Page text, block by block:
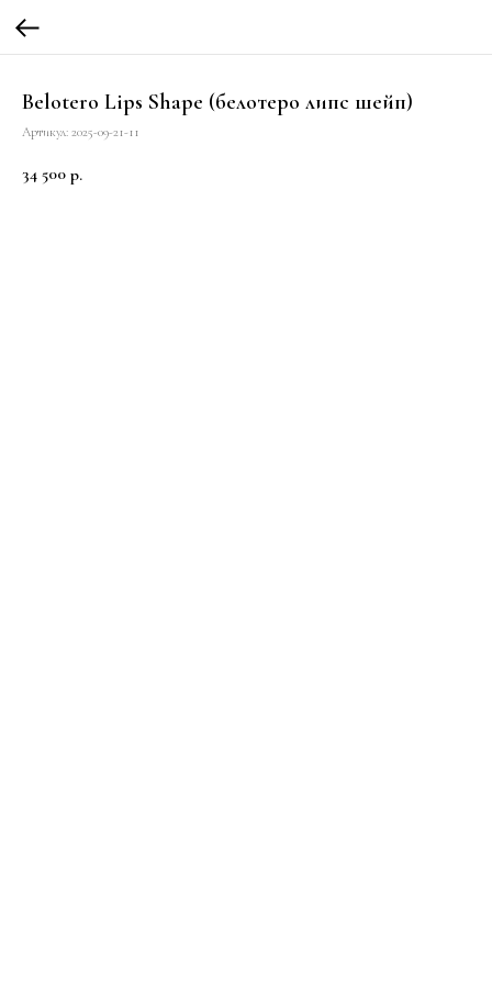
Belotero Lips Shape (белотеро липс шейп)
Артикул: 2025-09-21-11
34 500 р.